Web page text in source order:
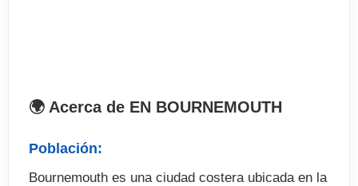
Seguro de viaje (opcional)
destino)
Fianza de alojamiento (cuando proceda)
🌍 Acerca de EN BOURNEMOUTH
Población:
Bournemouth es una ciudad costera ubicada en la